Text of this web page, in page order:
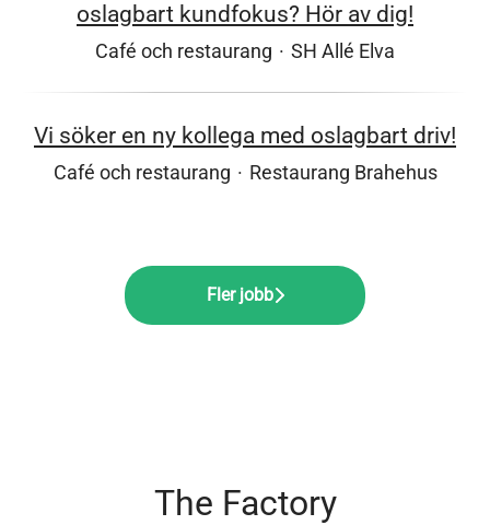
oslagbart kundfokus? Hör av dig!
Café och restaurang · SH Allé Elva
Vi söker en ny kollega med oslagbart driv!
Café och restaurang · Restaurang Brahehus
Fler jobb
The Factory